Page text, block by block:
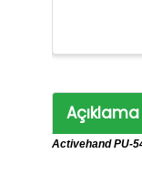
Açıklama
Activehand PU-